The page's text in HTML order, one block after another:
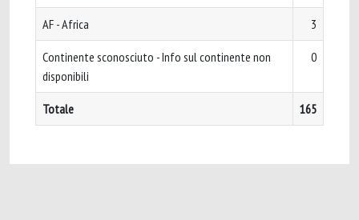
AF - Africa 3
Continente sconosciuto - Info sul continente non
disponibili
0
Totale 165